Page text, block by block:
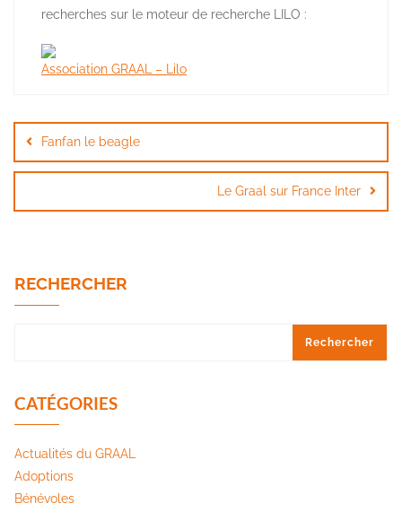
recherches sur le moteur de recherche LILO :
Association GRAAL – Lilo
de
l’article
Fanfan le beagle
Le Graal sur France Inter
RECHERCHER
Rechercher
CATÉGORIES
Actualités du GRAAL
Adoptions
Bénévoles